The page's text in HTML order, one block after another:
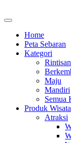
Home
Peta Sebaran
Kategori
Rintisan
Maju
Mandiri
Semua
Produk Wisata
Atraksi